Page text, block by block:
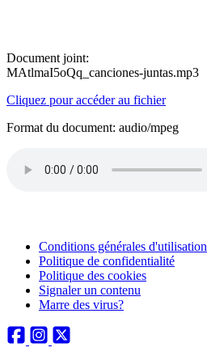
Document joint:
MAtlmaI5oQq_canciones-juntas.mp3
Cliquez pour accéder au fichier
Format du document: audio/mpeg
Conditions générales d'utilisation
Politique de confidentialité
Politique des cookies
Signaler un contenu
Marre des virus?